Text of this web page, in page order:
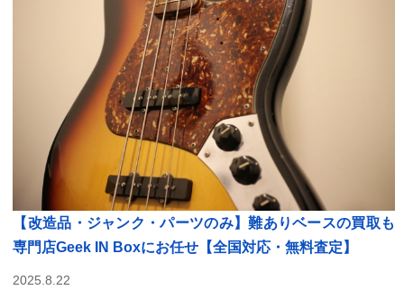
【改造品・ジャンク・パーツのみ】難ありベースの買取も
専門店Geek IN Boxにお任せ【全国対応・無料査定】
2025.8.22